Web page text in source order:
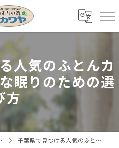
人気のふとんカ
眠りのための選
方
千葉県で見つける人気のふとんカバー特集：快適な眠りのための選び方